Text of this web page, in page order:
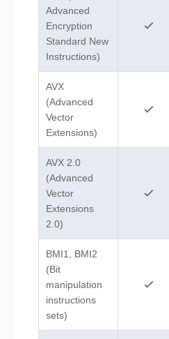
Advanced
Encryption
Standard New
Instructions)
AVX
(Advanced
Vector
Extensions)
AVX 2.0
(Advanced
Vector
Extensions
2.0)
BMI1, BMI2
(Bit
manipulation
instructions
sets)